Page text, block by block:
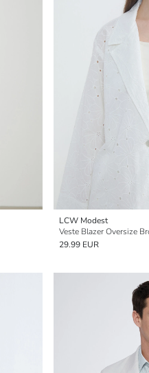
LCW Modest
Veste Blazer Oversize
29.99 EUR